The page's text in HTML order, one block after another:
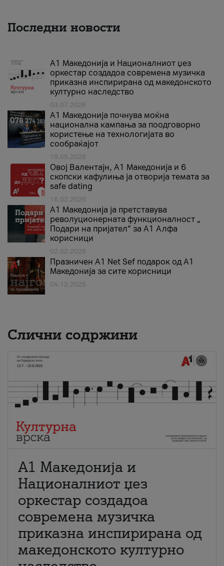
Последни новости
А1 Македонија и Националниот џез
оркестар создадоа современа музичка
приказна инспирирана од македонското
културно наследство
03.07.2026
A1 Македонија почнува моќна
национална кампања за поодговорно
користење на технологијата во
сообраќајот
18.05.2026
Овој Валентајн, A1 Македонија и 6
скопски кафулиња ја отворија темата за
safe dating
16.02.2026
А1 Македонија ја претставува
револуционерната функционалност „
Подари на пријател“ за А1 Алфа
корисници
02.02.2026
Празничен A1 Net Sеf подарок од А1
Македонија за сите корисници
04.12.2025
Слични содржини
А1 Македонија и
Националниот џез
оркестар создадоа
современа музичка
приказна инспирирана од
македонското културно